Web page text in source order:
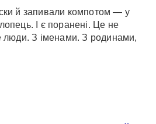
й запивали компотом — у
І є поранені. Це не
люди. З іменами. З родинами,